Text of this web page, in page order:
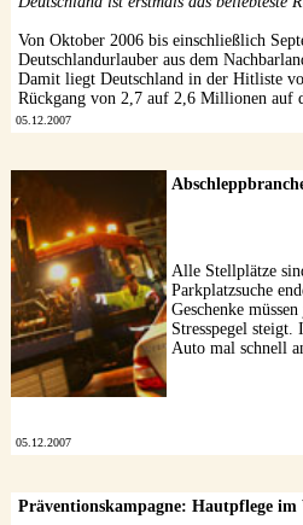
Von Oktober 2006 bis einschließlich
Deutschlandurlauber aus dem
Damit liegt Deutschland in der Hitliste
Rückgang von 2,7 auf 2,6 Millionen auf
05.12.2007
Alle Stellplätze
Parkplatzsuche
Geschenke
Stresspegel steigt.
Auto mal schnell
05.12.2007
Präventionskampagne: Hautpflege